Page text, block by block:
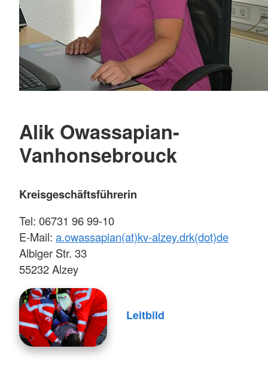
Alik Owassapian-
Vanhonsebrouck
Kreisgeschäftsführerin
Tel: 06731 96 99-10
E-Mail: a.owassapian(at)kv-alzey.drk(dot)de
Albiger Str. 33
55232 Alzey
Leitbild